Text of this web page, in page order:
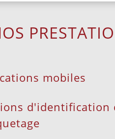
mobiles
d'identification